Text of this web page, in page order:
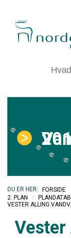
FORSIDE
2. PLAN
/
VESTER ALLING